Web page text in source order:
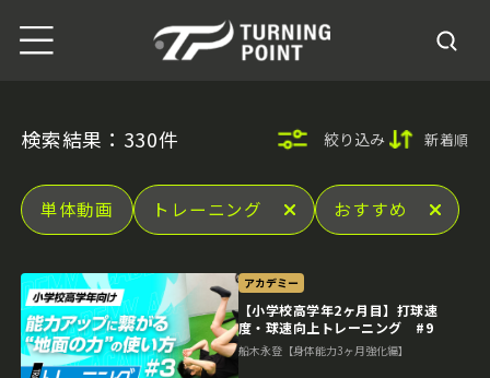
検索結果：330件 絞り込み 新着順
単体動画 トレーニング おすすめ
アカデミー
【小学校高学年2ヶ月目】打球速
度・球速向上トレーニング #9
船木永登【身体能力3ヶ月強化編】